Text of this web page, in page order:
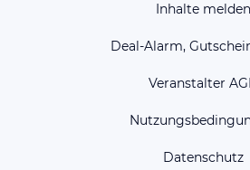
Inhalte melden
Deal-Alarm,
Veranstalter
Datenschutz